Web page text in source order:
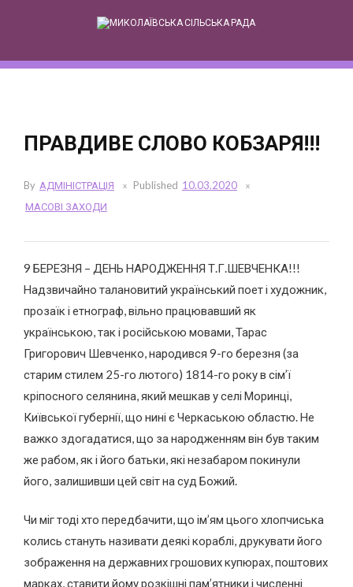
to
ПРАВДИВЕ СЛОВО КОБЗАРЯ!!!
By АДМІНІСТРАЦІЯ Published 10.03.2020
МАСОВІ ЗАХОДИ
9 БЕРЕЗНЯ – ДЕНЬ НАРОДЖЕННЯ Т.Г.ШЕВЧЕНКА!!!
Надзвичайно талановитий український поет і художник,
прозаїк і етнограф, вільно працювавший як
українською, так і російською мовами, Тарас
Григорович Шевченко, народився 9-го березня (за
старим стилем 25-го лютого) 1814-го року в сім’ї
кріпосного селянина, який мешкав у селі Моринці,
Київської губернії, що нині є Черкаською областю. Не
важко здогадатися, що за народженням він був таким
же рабом, як і його батьки, які незабаром покинули
його, залишивши цей світ на суд Божий.
Чи міг тоді хто передбачити, що ім’ям цього хлопчиська
колись стануть називати деякі кораблі, друкувати його
зображення на державних грошових купюрах, поштових
марках, ставити йому розкішні пам’ятники і численні